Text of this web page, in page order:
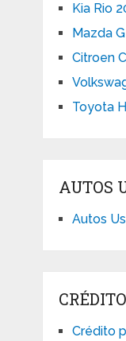
Kia Rio
Mazda
Citroen
Toyota
AUTOS
Autos
Crédito